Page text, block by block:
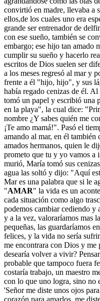
convirtió en madre, llevaba a
ellos,de los cuales uno era
grande ser entrenador de
con ese sueño, también se
embargo; ese hijo tan amado
cumplir su sueño y hacerlo
escritos de Dios suelen ser
a los meses regresó al mar y
frente a él "hijo, hijo", y sus
había regado cenizas de él.
tomó un papel y escribió una
en la playa", la cual dice:
nombre ¿Y sabes quién me
¡Te amo mamá!". Pasó el
amando al mar, en él también
amados hermanos, quien le
prometo que tu y yo vamos a
murió, María tomó sus
agua las soltó y dijo: "Aquí
Mar es una palabra que si le
"AMAR" la vida es un
cada situación como algo
podemos cambiar cediendo y
y a la vez, valoraríamos mas
pequeñas, las guardaríamos
felices, y la vida no sería
me encontrara con Dios y me
desearía volver a vivir?
probable que tampoco fuera
costaría trabajo, un maestro
con lo que uno logra, sino no
'Señor me diste unos ojos
corazón para amarlos, me